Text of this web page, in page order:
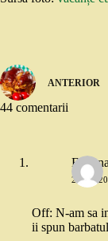
ANTERIOR
44 comentarii
2 MAI
Off: N-am sa
ii spun